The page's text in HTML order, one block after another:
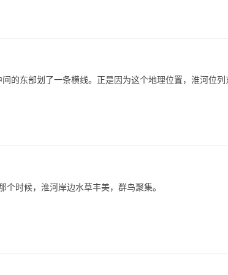
的东部划了一条横线。正是因为这个地理位置，淮河位列
时候，淮河岸边水草丰美，群鸟聚集。